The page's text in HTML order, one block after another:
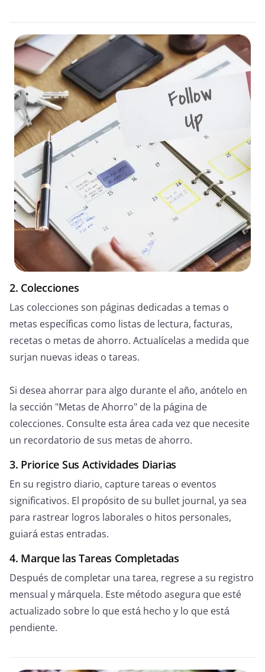
2. Colecciones
Las colecciones son páginas dedicadas a temas o
metas específicas como listas de lectura, facturas,
recetas o metas de ahorro. Actualícelas a medida que
surjan nuevas ideas o tareas.
Si desea ahorrar para algo durante el año, anótelo en
la sección "Metas de Ahorro" de la página de
colecciones. Consulte esta área cada vez que necesite
un recordatorio de sus metas de ahorro.
3. Priorice Sus Actividades Diarias
En su registro diario, capture tareas o eventos
significativos. El propósito de su bullet journal, ya sea
para rastrear logros laborales o hitos personales,
guiará estas entradas.
4. Marque las Tareas Completadas
Después de completar una tarea, regrese a su registro
mensual y márquela. Este método asegura que esté
actualizado sobre lo que está hecho y lo que está
pendiente.